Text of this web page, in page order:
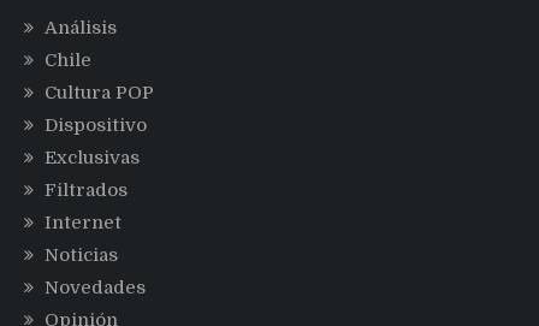
Análisis
Chile
Cultura POP
Dispositivo
Exclusivas
Filtrados
Internet
Noticias
Novedades
Opinión